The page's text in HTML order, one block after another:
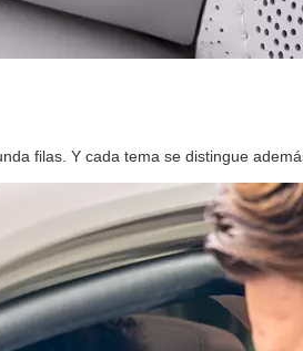
filas. Y cada tema se distingue